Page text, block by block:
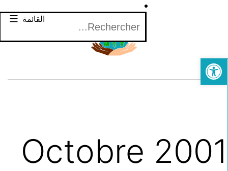
Open toolbar
القائمة Rechercher
Octobre